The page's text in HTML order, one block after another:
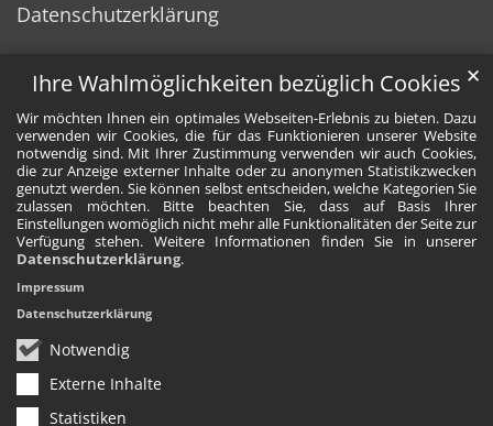
Ihre Wahlmöglichkeiten bezüglich Cookies
Wir möchten Ihnen ein optimales Webseiten-Erlebnis zu bieten. Dazu
verwenden wir Cookies, die für das Funktionieren unserer Website
notwendig sind. Mit Ihrer Zustimmung verwenden wir auch Cookies,
die zur Anzeige externer Inhalte oder zu anonymen Statistikzwecken
genutzt werden. Sie können selbst entscheiden, welche Kategorien Sie
zulassen möchten. Bitte beachten Sie, dass auf Basis Ihrer
Einstellungen womöglich nicht mehr alle Funktionalitäten der Seite zur
Verfügung stehen. Weitere Informationen finden Sie in unserer
Datenschutzerklärung.
Notwendig
Externe Inhalte
Statistiken
✕
Impressum
Datenschutzerklärung
Datenschutzerklärung